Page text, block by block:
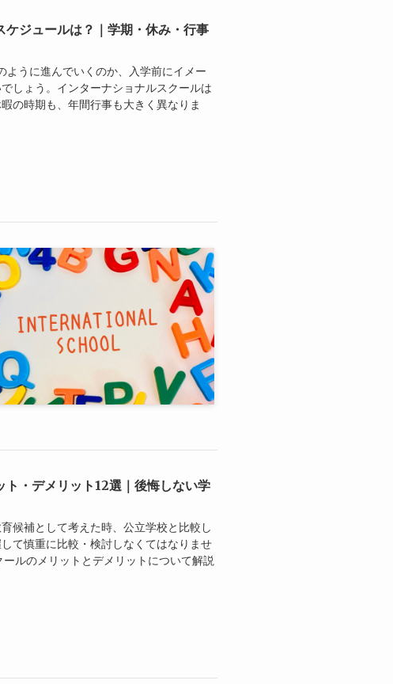
ジュールは？｜学期・休み・行事
ように進んでいくのか、入学前にイメー
しょう。インターナショナルスクールは
の時期も、年間行事も大きく異なりま
・デメリット12選｜後悔しない学
候補として考えた時、公立学校と比較し
て慎重に比較・検討しなくてはなりませ
ルのメリットとデメリットについて解説